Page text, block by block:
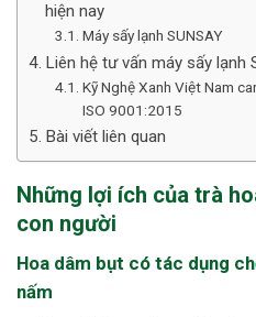
hiện nay
Máy sấy lạnh SUNSAY
Liên hệ tư vấn máy sấy lạnh
Kỹ Nghệ Xanh Việt Nam
ISO 9001:2015
Bài viết liên quan
Những lợi ích của trà
con người
Hoa dâm bụt có tác dụng
nấm